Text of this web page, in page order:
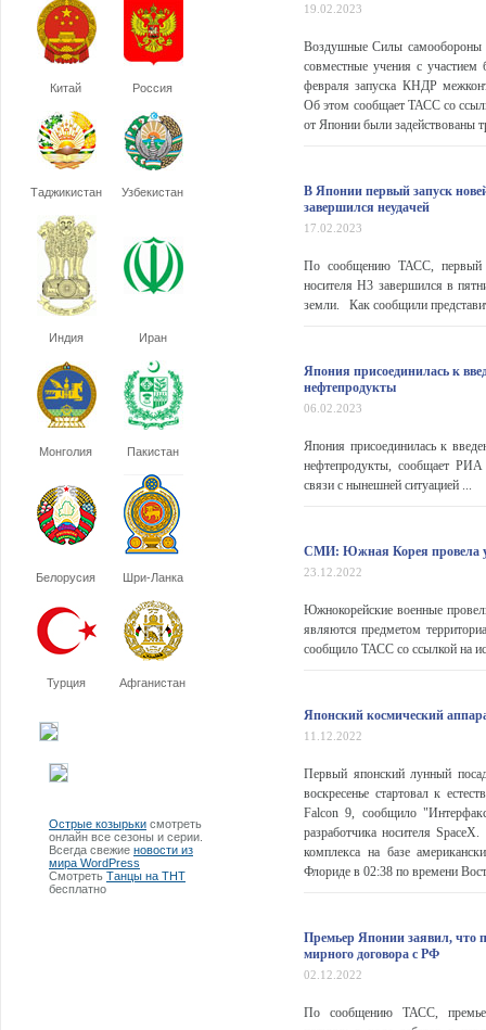
Китай Россия
Таджикистан Узбекистан
Индия Иран
Монголия Пакистан
Белорусия Шри-Ланка
Турция Афганистан
Острые козырьки смотреть
онлайн все сезоны и серии.
Всегда свежие новости из
мира WordPress
Смотреть Танцы на ТНТ
бесплатно
19.02.2023
Воздушные Силы
совместные учения с участием
февраля запуска КНДР
Об этом сообщает ТАСС со
от Японии были задействованы
В Японии первый запуск
завершился неудачей
17.02.2023
По сообщению ТАСС, первый
носителя H3 завершился в
земли. Как сообщили
Япония присоединилась к
нефтепродукты
06.02.2023
Япония присоединилась к
нефтепродукты, сообщает
связи с нынешней ситуацией ...
СМИ: Южная Корея провела
23.12.2022
Южнокорейские военные
являются предметом
сообщило ТАСС со ссылкой на
Японский космический
11.12.2022
Первый японский лунный
воскресенье стартовал к
Falcon 9, сообщило
разработчика носителя
комплекса на базе
Флориде в 02:38 по времени
Премьер Японии заявил, что
мирного договора с РФ
02.12.2022
По сообщению ТАСС,